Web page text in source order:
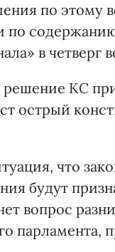
по этому
по
в четверг
КС
острый
что
будут
вопрос
парламента,